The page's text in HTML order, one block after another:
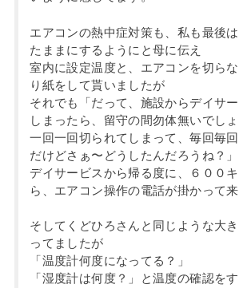
エアコンの熱中症対策も、私も最後
たままにするようにと母に伝え
室内に設定温度と、エアコンを切ら
り紙をして貰いましたが
それでも「だって、施設からデイサ
しまったら、留守の間勿体無いでし
一回一回切られてしまって、毎回毎
だけどさぁ〜どうしたんだろうね？」
デイサービスから帰る度に、６００
ら、エアコン操作の電話が掛かって来
そしてくどひろさんと同じような大
ってましたが
「温度計何度になってる？」
「湿度計は何度？」と温度の確認を